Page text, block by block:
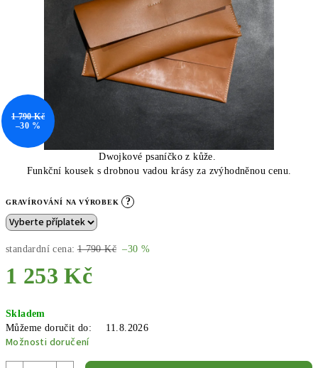
Dwojkové psaníčko z kůže.
Funkční kousek s drobnou vadou krásy za zvýhodněnou cenu.
GRAVÍROVÁNÍ NA VÝROBEK ?
standardní cena: 1 790 Kč –30 %
1 253 Kč
cena:
Skladem
Můžeme doručit do:
11.8.2026
Možnosti doručení
1 790 Kč
–30 %